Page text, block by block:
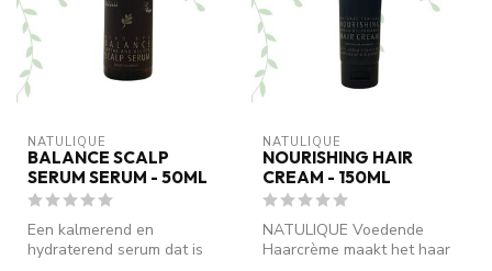
NATULIQUE
BALANCE SCALP
SERUM SERUM - 50ML
Een kalmerend en
hydraterend serum dat is
NATULIQUE
NOURISHING HAIR
CREAM - 150ML
NATULIQUE Voedende
Haarcrème maakt het haar